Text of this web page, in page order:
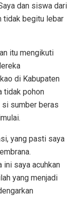
dan siswa dari
tidak begitu lebar
itu mengikuti
di Kabupaten
tidak pohon
si sumber beras
yang pasti saya
ini saya acuhkan
yang menjadi